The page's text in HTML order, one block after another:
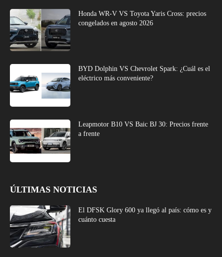
Honda WR-V VS Toyota Yaris Cross: precios
congelados en agosto 2026
BYD Dolphin VS Chevrolet Spark: ¿Cuál es el
eléctrico más conveniente?
Leapmotor B10 VS Baic BJ 30: Precios frente
a frente
ÚLTIMAS NOTICIAS
El DFSK Glory 600 ya llegó al país: cómo es y
cuánto cuesta